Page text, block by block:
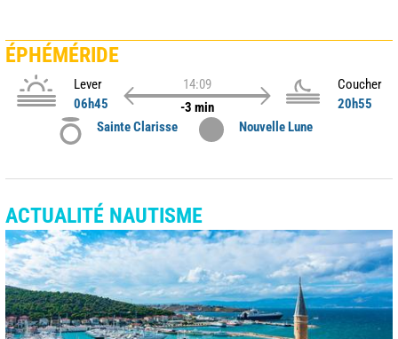
ÉPHÉMÉRIDE
Lever
06h45
14:09
-3 min
Coucher
20h55
Sainte Clarisse
Nouvelle Lune
ACTUALITÉ NAUTISME